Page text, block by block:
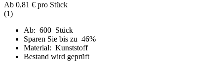
Ab 0,81 € pro Stück
(1)
Ab: 600 Stück
Sparen Sie bis zu 46%
Material: Kunststoff
Bestand wird geprüft